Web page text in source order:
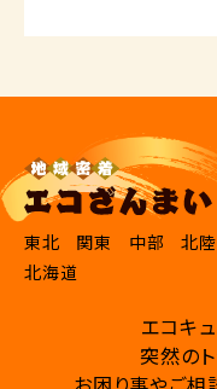
東北 関東 中部 北陸
北海道
エコキ
突然の